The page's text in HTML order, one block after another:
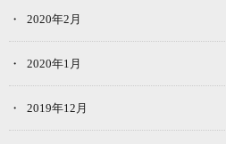
2020年2月
2020年1月
2019年12月